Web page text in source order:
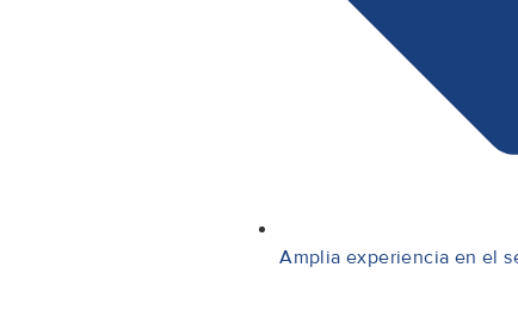
Amplia experiencia en el